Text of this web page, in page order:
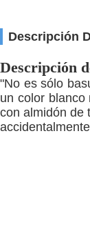
Descripción
Descripción
"No es sólo
un color blanco
con almidón de